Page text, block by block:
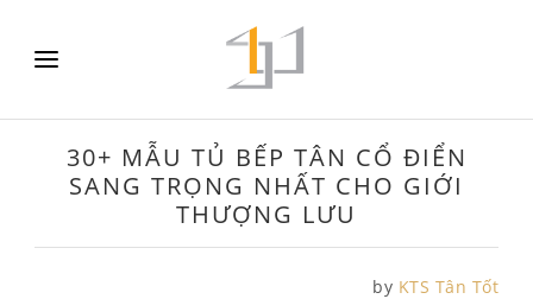
30+ MẪU TỦ BẾP TÂN CỔ ĐIỂN
SANG TRỌNG NHẤT CHO GIỚI
THƯỢNG LƯU
by KTS Tân Tốt